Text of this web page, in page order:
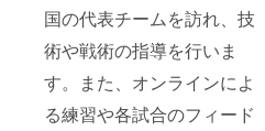
国の代表チームを訪れ、技
術や戦術の指導を行いま
す。また、オンラインによ
る練習や各試合のフィード